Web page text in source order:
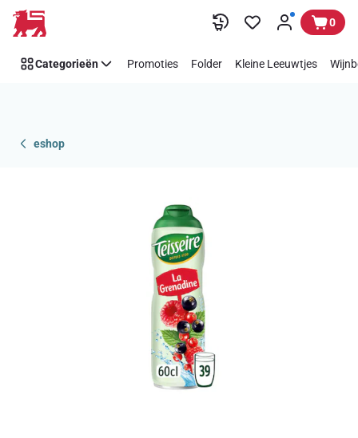
Overslaan 0
Categorieën Promoties Folder Kleine Leeuwtjes
eshop